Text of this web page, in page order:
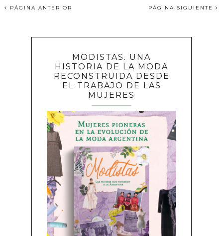
PÁGINA ANTERIOR PÁGINA SIGUIENTE
MODISTAS. UNA
HISTORIA DE LA MODA
RECONSTRUIDA DESDE
EL TRABAJO DE LAS
MUJERES